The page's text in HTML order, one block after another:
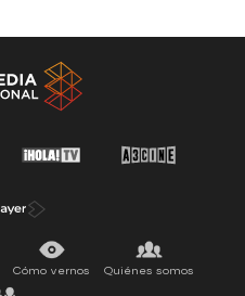
El Hormiguero
Pasapalabra
Cómo vernos Quiénes somos